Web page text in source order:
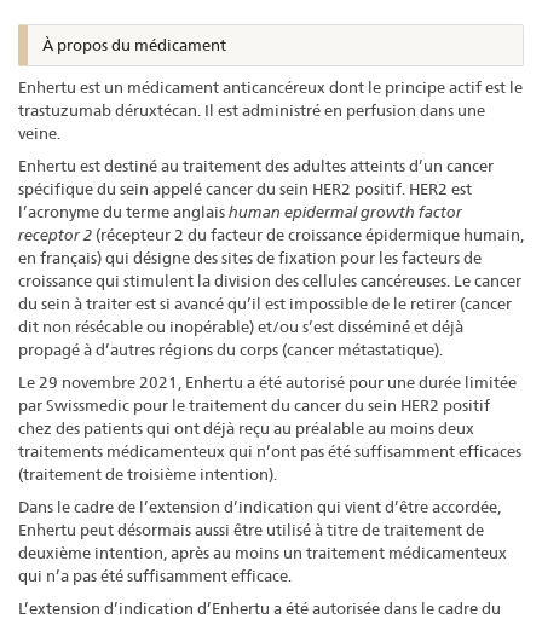
À propos du médicament
Enhertu est un médicament anticancéreux dont le principe actif est le
trastuzumab déruxtécan. Il est administré en perfusion dans une
veine.
Enhertu est destiné au traitement des adultes atteints d’un cancer
spécifique du sein appelé cancer du sein HER2 positif. HER2 est
l’acronyme du terme anglaishuman epidermal growth factor
receptor 2 (récepteur 2 du facteur de croissance épidermique humain,
en français) qui désigne des sites de fixation pour les facteurs de
croissance qui stimulent la division des cellules cancéreuses. Le cancer
du sein à traiter est si avancé qu’il est impossible de le retirer (cancer
dit non résécable ou inopérable) et/ou s’est disséminé et déjà
propagé à d’autres régions du corps (cancer métastatique).
Le 29 novembre 2021, Enhertu a été autorisé pour une durée limitée
par Swissmedic pour le traitement du cancer du sein HER2 positif
chez des patients qui ont déjà reçu au préalable au moins deux
traitements médicamenteux qui n’ont pas été suffisamment efficaces
(traitement de troisième intention).
Dans le cadre de l’extension d’indication qui vient d’être accordée,
Enhertu peut désormais aussi être utilisé à titre de traitement de
deuxième intention, après au moins un traitement médicamenteux
qui n’a pas été suffisamment efficace.
L’extension d’indication d’Enhertu a été autorisée dans le cadre du